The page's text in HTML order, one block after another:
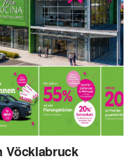
Vöcklabruck